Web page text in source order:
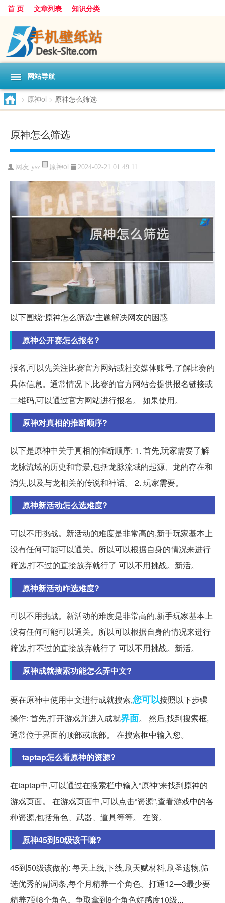
首 页 文章列表 知识分类
网站导航
> 原神ol > 原神怎么筛选
原神怎么筛选
网友:ysz 原神ol 2024-02-21 01:49:11
以下围绕“原神怎么筛选”主题解决网友的困惑
原神公开赛怎么报名?
报名,可以先关注比赛官方网站或社交媒体账号,了解比赛的
具体信息。通常情况下,比赛的官方网站会提供报名链接或
二维码,可以通过官方网站进行报名。 如果使用。
原神对真相的推断顺序?
以下是原神中关于真相的推断顺序: 1. 首先,玩家需要了解
龙脉流域的历史和背景,包括龙脉流域的起源、龙的存在和
消失,以及与龙相关的传说和神话。 2. 玩家需要。
原神新活动怎么选难度?
可以不用挑战。新活动的难度是非常高的,新手玩家基本上
没有任何可能可以通关。所以可以根据自身的情况来进行
筛选,打不过的直接放弃就行了 可以不用挑战。新活。
原神新活动咋选难度?
可以不用挑战。新活动的难度是非常高的,新手玩家基本上
没有任何可能可以通关。所以可以根据自身的情况来进行
筛选,打不过的直接放弃就行了 可以不用挑战。新活。
原神成就搜索功能怎么弄中文?
要在原神中使用中文进行成就搜索,您可以按照以下步骤
操作: 首先,打开游戏并进入成就界面。 然后,找到搜索框,
通常位于界面的顶部或底部。 在搜索框中输入您。
taptap怎么看原神的资源?
在taptap中,可以通过在搜索栏中输入“原神”来找到原神的
游戏页面。 在游戏页面中,可以点击“资源”,查看游戏中的各
种资源,包括角色、武器、道具等等。 在资。
原神45到50级该干嘛?
45到50级该做的: 每天上线,下线,刷天赋材料,刷圣遗物,筛
选优秀的副词条,每个月精养一个角色。打通12—3最少要
精养7到8个角色。争取拿到8个角色好感度10级...